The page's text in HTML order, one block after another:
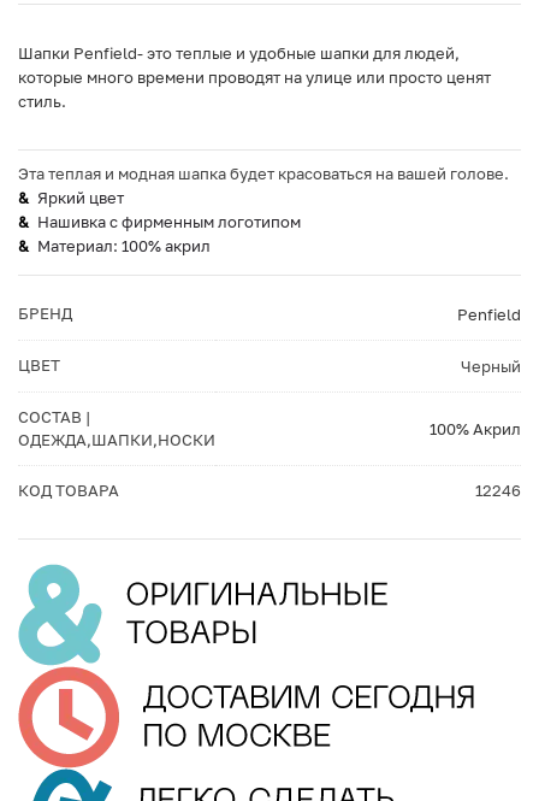
Шапки Penfield- это теплые и удобные шапки для людей,
которые много времени проводят на улице или просто ценят
стиль.
Эта теплая и модная шапка будет красоваться на вашей голове.
Яркий цвет
Нашивка с фирменным логотипом
Материал: 100% акрил
БРЕНД Penfield
ЦВЕТ Черный
СОСТАВ |
ОДЕЖДА,ШАПКИ,НОСКИ
100% Акрил
КОД ТОВАРА 12246